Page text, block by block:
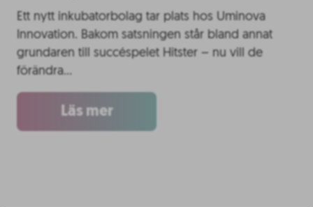
Ett nytt inkubatorbolag tar plats hos Uminova
Innovation. Bakom satsningen står bland annat
grundaren till succéspelet Hitster – nu vill de
förändra…
Läs mer